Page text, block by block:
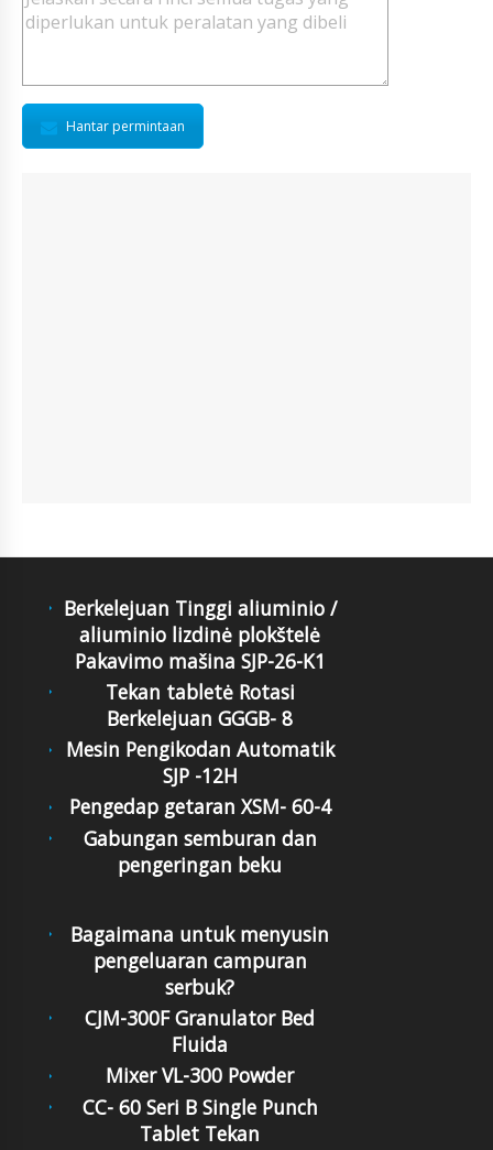
Hantar permintaan
Berkelejuan Tinggi aliuminio /
aliuminio lizdinė plokštelė
Pakavimo mašina SJP-26-K1
Tekan tabletė Rotasi
Berkelejuan GGGB- 8
Mesin Pengikodan Automatik
SJP -12H
Pengedap getaran XSM- 60-4
Gabungan semburan dan
pengeringan beku
Bagaimana untuk menyusin
pengeluaran campuran
serbuk?
CJM-300F Granulator Bed
Fluida
Mixer VL-300 Powder
CC- 60 Seri B Single Punch
Tablet Tekan